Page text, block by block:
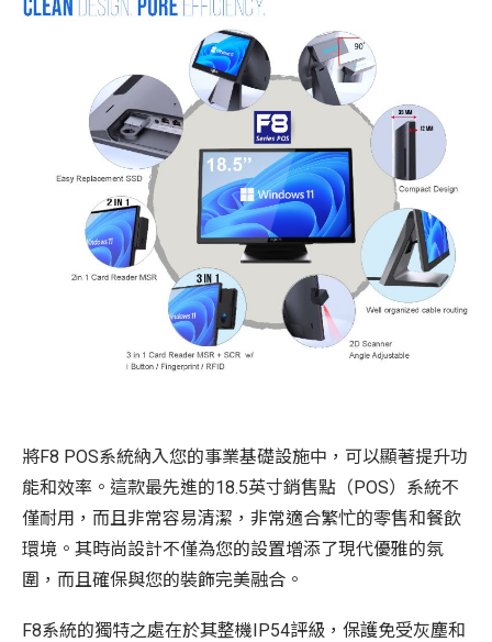
將F8 POS系統納入您的事業基礎設施中，可以顯著提升功
能和效率。這款最先進的18.5英寸銷售點（POS）系統不
僅耐用，而且非常容易清潔，非常適合繁忙的零售和餐飲
環境。其時尚設計不僅為您的設置增添了現代優雅的氛
圍，而且確保與您的裝飾完美融合。
F8系統的獨特之處在於其整機IP54評級，保護免受灰塵和